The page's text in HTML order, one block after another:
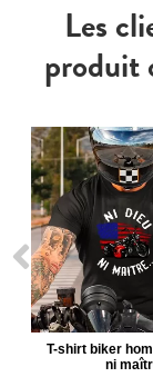
Les
produit
T-shirt biker
ni